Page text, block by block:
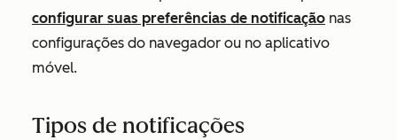
configurar suas preferências de notificação nas
configurações do navegador ou no aplicativo
móvel.
Tipos de notificações